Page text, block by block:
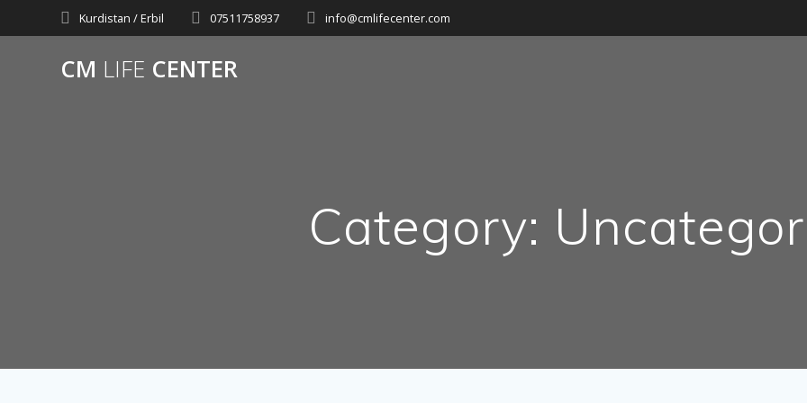
to
Kurdistan / Erbil 07511758937 info@cmlifecenter.com
CM LIFE CENTER
Category: